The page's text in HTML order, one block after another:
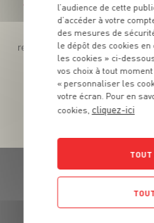
Téléchargez l’App pour
Des promos exclusives,
recettes gourmandes, des
l’audience de cette
d’accéder à votre
des mesures de
le dépôt des cookies
les cookies » ci-
vos choix à tout
« personnaliser les
votre écran. Pour en
cookies, cliquez-ici
TOUT